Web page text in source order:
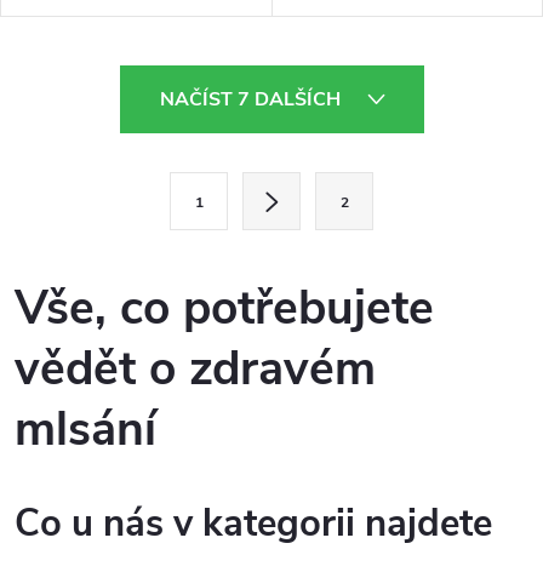
snack bez lepku, který dodá
d
a
c
í
r
NAČÍST 7 DALŠÍCH
á
n
k
o
v
í
1 2
Vše, co potřebujete
vědět o zdravém
mlsání
Co u nás v kategorii najdete